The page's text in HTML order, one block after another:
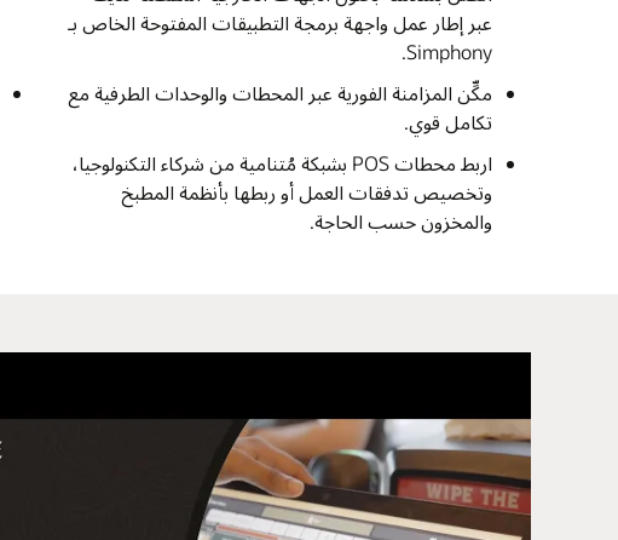
عبر إطار عمل واجهة برمجة التطبيقات المفتوحة الخاص بـ
Simphony.
مكِّن المزامنة الفورية عبر المحطات والوحدات الطرفية مع
تكامل قوي.
اربط محطات POS بشبكة مُتنامية من شركاء التكنولوجيا،
وتخصيص تدفقات العمل أو ربطها بأنظمة المطبخ
والمخزون حسب الحاجة.